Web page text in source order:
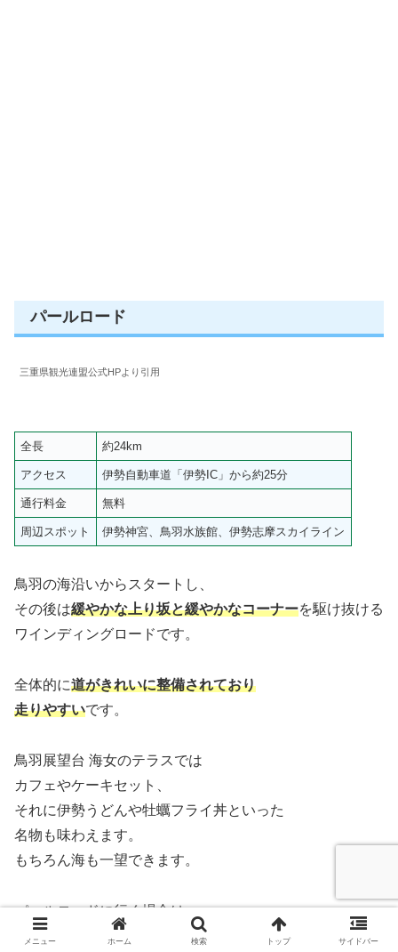
パールロード
三重県観光連盟公式HPより引用
全長 約24km
アクセス 伊勢自動車道「伊勢IC」から約25分
通行料金 無料
周辺スポット 伊勢神宮、鳥羽水族館、伊勢志摩スカイライン
鳥羽の海沿いからスタートし、
その後は緩やかな上り坂と緩やかなコーナーを駆け抜ける
ワインディングロードです。
全体的に道がきれいに整備されており
走りやすいです。
鳥羽展望台 海女のテラスでは
カフェやケーキセット、
それに伊勢うどんや牡蠣フライ丼といった
名物も味わえます。
もちろん海も一望できます。
パールロードに行く場合は、
伊勢志摩スカイラインもセットで
メニュー ホーム 検索 トップ サイドバー